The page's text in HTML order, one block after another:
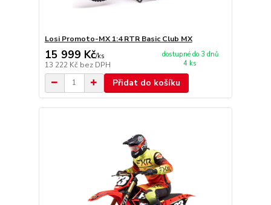
Losi Promoto-MX 1:4 RTR Basic Club MX
15 999 Kč/ks
13 222 Kč bez DPH
dostupné do 3 dnů
4 ks
Přidat do košíku